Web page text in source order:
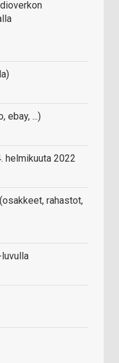
ebay, ...)
helmikuuta 2022
rahastot,